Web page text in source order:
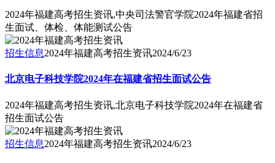
2024年福建高考招生资讯,中央司法警官学院2024年福建省招
生面试、体检、体能测试公告
招生信息2024年福建高考招生资讯2024/6/23
北京电子科技学院2024年在福建省招生面试公告
2024年福建高考招生资讯,北京电子科技学院2024年在福建省
招生面试公告
招生信息2024年福建高考招生资讯2024/6/23